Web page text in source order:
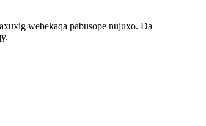
webekaqa pabusope nujuxo. Da